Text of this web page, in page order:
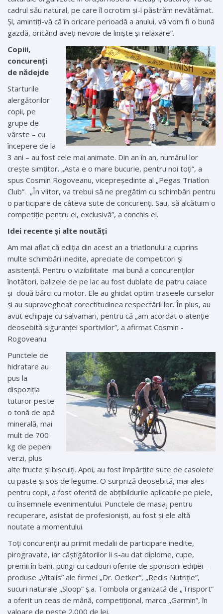
cadrul său natural, pe care îl ocrotim şi-l păstrăm nevătămat.
Şi, amintiţi-vă că în oricare perioadă a anului, vă vom fi o bună
gazdă, oricând aveţi nevoie de linişte şi relaxare”.
Copiii,
concurenți
de nădejde
Starturile
alergătorilor
copii, pe
grupe de
vârste – cu
începere de la
3 ani – au fost cele mai animate. Din an în an, numărul lor
crește simțitor. „Asta e o mare bucurie, pentru noi toți”, a
spus Cosmin Rogoveanu, vicepreședinte al „Pegas Triatlon
Club”. „În viitor, va trebui să ne pregătim cu schimbări pentru
o participare de câteva sute de concurenți. Sau, să alcătuim o
competiție pentru ei, exclusivă”, a conchis el.
Idei recente și alte noutăți
Am mai aflat că ediția din acest an a triatlonului a cuprins
multe schimbări inedite, apreciate de competitori și
asistență. Pentru o vizibilitate mai bună a concurenţilor
înotători, balizele de pe lac au fost dublate de patru caiace
și două bărci cu motor. Ele au ghidat optim traseele curselor
și au supravegheat corectitudinea respectării lor. În plus, au
avut echipaje cu salvamari, pentru că „am acordat o atenție
deosebită siguranței sportivilor”, a afirmat Cosmin ­
Rogoveanu.
Punctele de
hidratare au
pus la
dispoziția
tuturor peste
o tonă de apă
minerală, mai
mult de 700
kg de pepeni
verzi, plus
alte fructe și biscuiți. Apoi, au fost împărțite sute de casolete
cu paste și sos de legume. O surpriză deosebită, mai ales
pentru copii, a fost oferită de abțibildurile aplicabile pe piele,
cu însemnele evenimentului. Punctele de masaj pentru
recuperare, asistat de profesioniști, au fost și ele altă
noutate a momentului.
Toți concurenții au primit medalii de participare inedite,
pirogravate, iar câștigătorilor li s-au dat diplome, cupe,
premii în bani, pungi cu cadouri oferite de sponsorii ediției –
produse „Vitalis” ale firmei „Dr. Oetker”, „Redis Nutriție”,
sucuri naturale „Sloop” ș.a. Tombola organizată de „Trisport”
a oferit un ceas de mână, competițional, marca „Garmin”, în
valoare de peste 2.000 de lei.